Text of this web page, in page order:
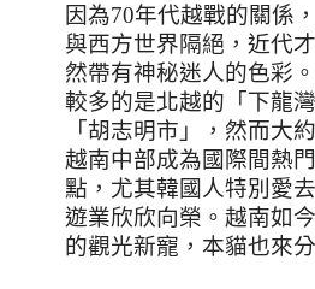
因為70年代越戰的關係
與西方世界隔絕，近代
然帶有神秘迷人的色彩
較多的是北越的「下龍
「胡志明市」，然而大
越南中部成為國際間熱
點，尤其韓國人特別愛
遊業欣欣向榮。越南如
的觀光新寵，本貓也來